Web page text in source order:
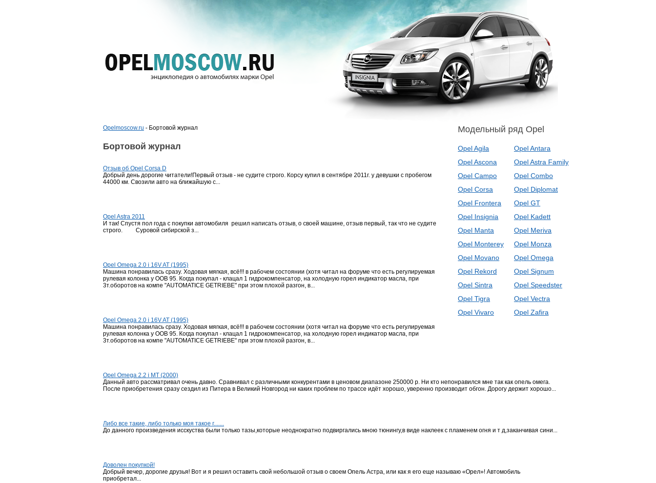
Модельный ряд Opel
Opel Agila
Opel Antara
Opel Ascona
Opel Astra Family
Opel Campo
Opel Combo
Opel Corsa
Opel Diplomat
Opel Frontera
Opel GT
Opel Insignia
Opel Kadett
Opel Manta
Opel Meriva
Opel Monterey
Opel Monza
Opel Movano
Opel Omega
Opel Rekord
Opel Signum
Opel Sintra
Opel Speedster
Opel Tigra
Opel Vectra
Opel Vivaro
Opel Zafira
Opelmoscow.ru - Бортовой журнал
Бортовой журнал
Отзыв об Opel Corsa D
Добрый день дорогие читатели!Первый отзыв - не судите строго. Корсу купил в сентябре 2011г. у девушки с пробегом
44000 км. Свозили авто на ближайшую с...
Opel Astra 2011
И так! Спустя пол года с покупки автомобиля решил написать отзыв, о своей машине, отзыв первый, так что не судите
строго. Суровой сибирской з...
Opel Omega 2.0 i 16V AT (1995)
Машина понравилась сразу. Ходовая мягкая, всё!!! в рабочем состоянии (хотя читал на форуме что есть регулируемая
рулевая колонка у ООВ 95. Когда покупал - клацал 1 гидрокомпенсатор, на холодную горел индикатор масла, при
3т.оборотов на компе "AUTOMATICE GETRIEBE" при этом плохой разгон, в...
Opel Omega 2.0 i 16V AT (1995)
Машина понравилась сразу. Ходовая мягкая, всё!!! в рабочем состоянии (хотя читал на форуме что есть регулируемая
рулевая колонка у ООВ 95. Когда покупал - клацал 1 гидрокомпенсатор, на холодную горел индикатор масла, при
3т.оборотов на компе "AUTOMATICE GETRIEBE" при этом плохой разгон, в...
Opel Omega 2.2 i MT (2000)
Данный авто рассматривал очень давно. Сравнивал с различными конкурентами в ценовом диапазоне 250000 р. Ни кто непонравился мне так как опель омега.
После приобретения сразу сездил из Питера в Великий Новгород ни каких проблем по трассе идёт хорошо, уверенно производит обгон. Дорогу держит хорошо...
Либо все такие, либо только моя такое г.......
До данного произведения исскуства были только тазы,которые неоднократно подвиргались мною тюнингу,в виде наклеек с пламенем огня и т д,заканчивая сини...
Доволен покупкой!
Добрый вечер, дорогие друзья! Вот и я решил оставить свой небольшой отзыв о своем Опель Астра, или как я его еще называю «Орел»! Автомобиль
приобретал...